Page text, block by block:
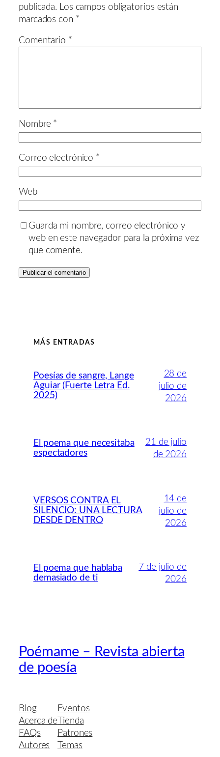
publicada. Los campos obligatorios están
marcados con *
Comentario *
Nombre *
Correo electrónico *
Web
Guarda mi nombre, correo electrónico y
web en este navegador para la próxima vez
que comente.
MÁS ENTRADAS
Poesías de sangre, Lange
Aguiar (Fuerte Letra Ed.
2025)
28 de
julio de
2026
El poema que necesitaba
espectadores
21 de julio
de 2026
VERSOS CONTRA EL
SILENCIO: UNA LECTURA
DESDE DENTRO
14 de
julio de
2026
El poema que hablaba
demasiado de ti
7 de julio de
2026
Poémame – Revista abierta
de poesía
Blog
Acerca de
FAQs
Autores
Eventos
Tienda
Patrones
Temas